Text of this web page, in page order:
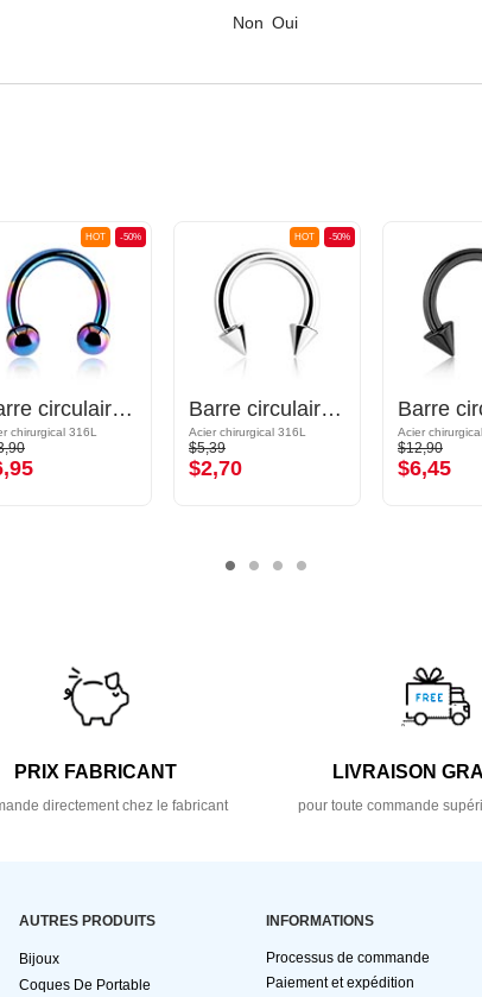
Non Oui
-50%
HOT
Barre circulaire anodisée
chirurgical 316L
-50%
HOT
Barre circulaire avec cônes
Acier chirurgical 316L
$5,39
$2,70
Acier
$12,90
$6,45
PRIX FABRICANT
directement chez le fabricant
LIVRAISON
pour toute commande
AUTRES PRODUITS
Bijoux
Coques De Portable
INFORMATIONS
Processus de commande
Paiement et expédition